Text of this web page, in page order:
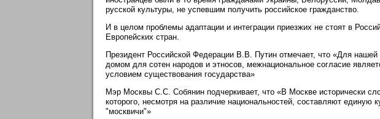
русской культуры, не успевшим получить российское гражданство.
И в целом проблемы адаптации и интеграции приезжих не стоят в
Европейских стран.
Президент Российской Федерации В.В. Путин отмечает, что «Для
домом для сотен народов и этносов, межнациональное согласие
условием существования государства»
Мэр Москвы С.С. Собянин подчеркивает, что «В Москве исторически
которого, несмотря на различие национальностей, составляют единую
"москвичи"»